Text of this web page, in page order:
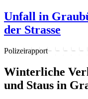
Unfall in
der Strasse
Polizeirapport
Winterliche
und Staus in